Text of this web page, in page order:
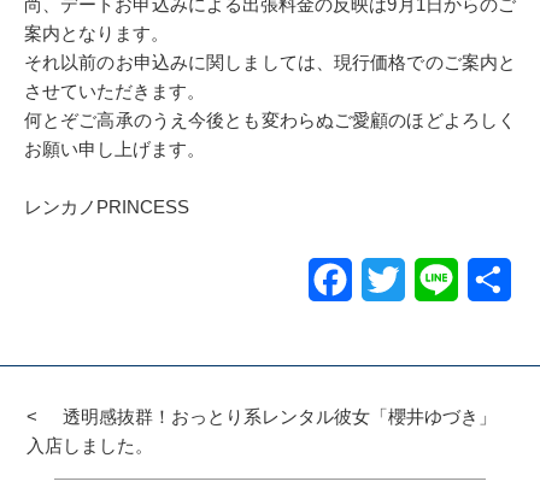
案内となります。
それ以前のお申込みに関しましては、現行価格でのご案内と
させていただきます。
何とぞご高承のうえ今後とも変わらぬご愛顧のほどよろしく
お願い申し上げます。
レンカノPRINCESS
Facebook
Twitter Line
透明感抜群！おっとり系レンタル彼女「櫻井ゆづき」
入店しました。